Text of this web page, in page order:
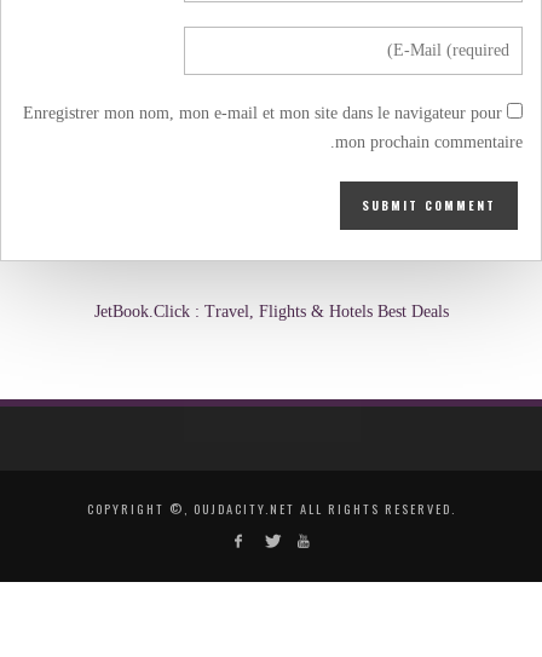
Enregistrer mon nom, mon e-mail et mon site dans le navigateur pour
mon prochain commentaire.
JetBook.Click : Travel, Flights & Hotels Best Deals
COPYRIGHT ©, OUJDACITY.NET ALL RIGHTS RESERVED.